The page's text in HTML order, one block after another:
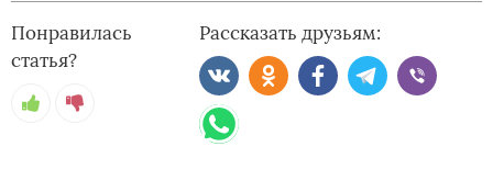
Понравилась
статья?
Рассказать друзьям: